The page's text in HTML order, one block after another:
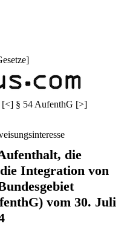
]
[<] § 54 AufenthG [>]
die
Integration von
vom 30. Juli